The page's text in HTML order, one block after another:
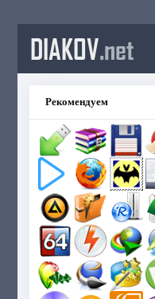
DIAKOV.net
Рекомендуем